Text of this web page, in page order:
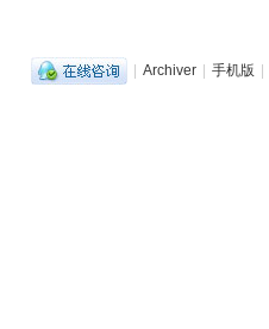
| Archiver | 手机版 |